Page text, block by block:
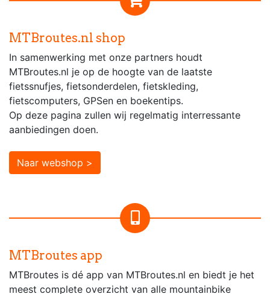
MTBroutes.nl shop
In samenwerking met onze partners houdt
MTBroutes.nl je op de hoogte van de laatste
fietssnufjes, fietsonderdelen, fietskleding,
fietscomputers, GPSen en boekentips.
Op deze pagina zullen wij regelmatig interressante
aanbiedingen doen.
Naar webshop >
MTBroutes app
MTBroutes is dé app van MTBroutes.nl en biedt je het
meest complete overzicht van alle mountainbike